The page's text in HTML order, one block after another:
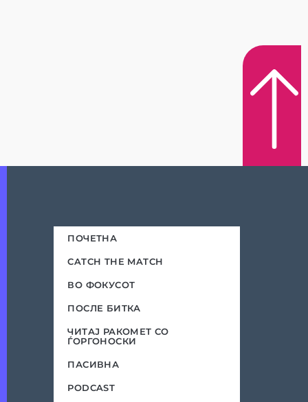
ПОЧЕТНА
CATCH THE MATCH
ВО ФОКУСОТ
ПОСЛЕ БИТКА
ЧИТАЈ РАКОМЕТ СО
ЃОРГОНОСКИ
ПАСИВНА
PODCAST